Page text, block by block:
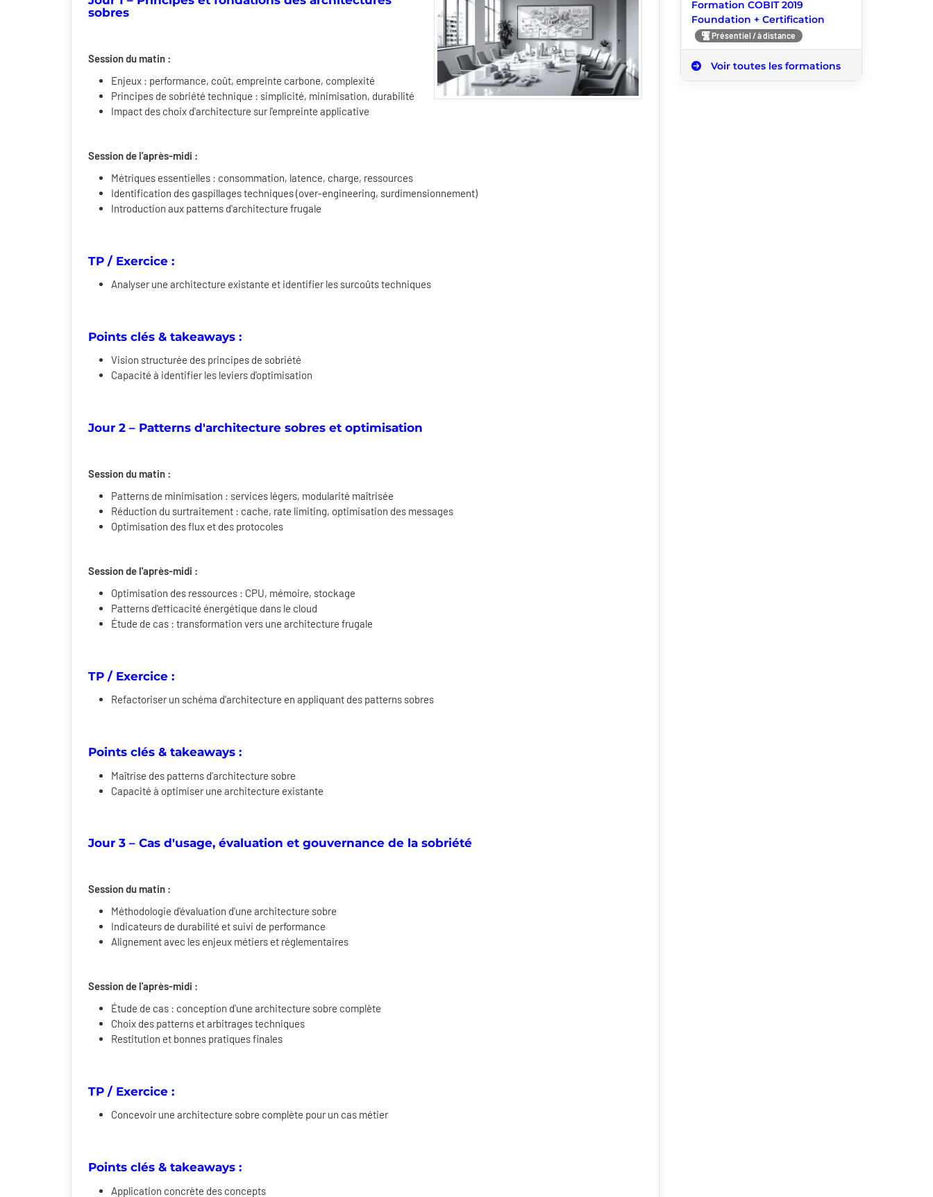
sobres
Session du matin :
Enjeux : performance, coût, empreinte carbone, complexité
Principes de sobriété technique : simplicité, minimisation, durabilité
Impact des choix d'architecture sur l'empreinte applicative
Session de l'après-midi :
Métriques essentielles : consommation, latence, charge, ressources
Identification des gaspillages techniques (over-engineering, surdimensionnement)
Introduction aux patterns d'architecture frugale
TP / Exercice :
Analyser une architecture existante et identifier les surcoûts techniques
Points clés & takeaways :
Vision structurée des principes de sobriété
Capacité à identifier les leviers d'optimisation
Jour 2 – Patterns d'architecture sobres et optimisation
Session du matin :
Patterns de minimisation : services légers, modularité maîtrisée
Réduction du surtraitement : cache, rate limiting, optimisation des messages
Optimisation des flux et des protocoles
Session de l'après-midi :
Optimisation des ressources : CPU, mémoire, stockage
Patterns d'efficacité énergétique dans le cloud
Étude de cas : transformation vers une architecture frugale
TP / Exercice :
Refactoriser un schéma d'architecture en appliquant des patterns sobres
Points clés & takeaways :
Maîtrise des patterns d'architecture sobre
Capacité à optimiser une architecture existante
Jour 3 – Cas d'usage, évaluation et gouvernance de la sobriété
Session du matin :
Méthodologie d'évaluation d'une architecture sobre
Indicateurs de durabilité et suivi de performance
Alignement avec les enjeux métiers et réglementaires
Session de l'après-midi :
Étude de cas : conception d'une architecture sobre complète
Choix des patterns et arbitrages techniques
Restitution et bonnes pratiques finales
TP / Exercice :
Concevoir une architecture sobre complète pour un cas métier
Points clés & takeaways :
Application concrète des concepts
Formation COBIT 2019
Foundation + Certification
Présentiel / à distance
Voir toutes les formations